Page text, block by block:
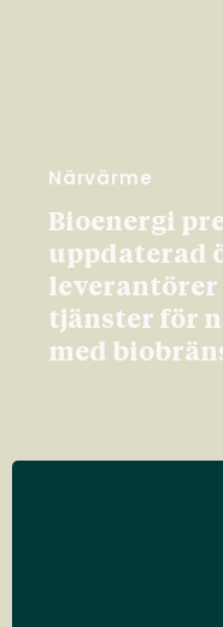
Närvärme
Bioenergi
uppdaterad
leverantörer
tjänster för
med